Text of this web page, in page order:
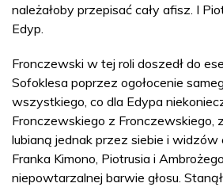
należałoby przepisać cały afisz. I
Edyp.
Fronczewski w tej roli doszedł do
Sofoklesa poprzez ogołocenie
wszystkiego, co dla Edypa
Fronczewskiego z Fronczewskiego,
lubianą jednak przez siebie i widzów
Franka Kimono, Piotrusia i
niepowtarzalnej barwie głosu.